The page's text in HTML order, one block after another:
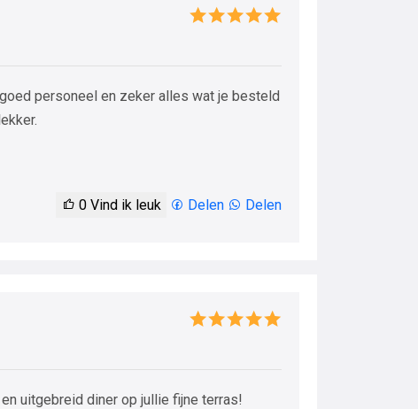
personeel en zeker alles wat je besteld
0 Vind ik leuk Delen Delen
uitgebreid diner op jullie fijne terras!